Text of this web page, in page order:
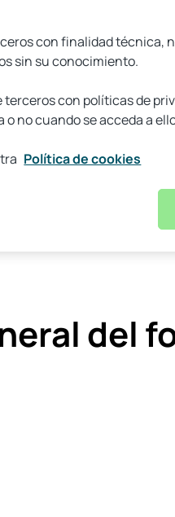
EURO
del
con finalidad técnica,
sin su conocimiento.
con políticas de
no cuando se acceda a
Política de cookies